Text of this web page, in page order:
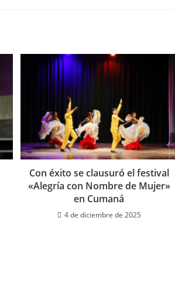
Con éxito se clausuró el festival
«Alegría con Nombre de Mujer»
en Cumaná
4 de diciembre de 2025